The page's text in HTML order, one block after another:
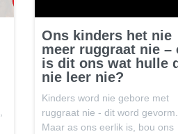
Ons kinders het nie
meer ruggraat nie –
is dit ons wat hulle
nie leer nie?
Kinders word nie gebore met
ruggraat nie - dit word gevorm.
Maar as ons eerlik is, bou ons